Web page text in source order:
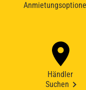
Händler
Suchen